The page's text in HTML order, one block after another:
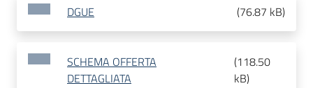
DGUE (76.87 kB)
SCHEMA OFFERTA
DETTAGLIATA
(118.50
kB)